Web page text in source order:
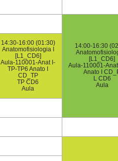
14:00-16:30
[L1_CD6]
Aula-110001-
Anato I
L CD6
Aula
14:30-16:00 (01:30)
Anatomofisiologia I
[L1_CD6]
Aula-110001-Anat I-
TP-TP6 Anato I
CD_TP
TP CD6
Aula